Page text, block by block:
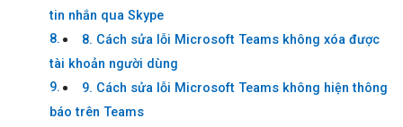
tin nhắn qua Skype
8. Cách sửa lỗi Microsoft Teams không xóa được
tài khoản người dùng
9. Cách sửa lỗi Microsoft Teams không hiện thông
báo trên Teams